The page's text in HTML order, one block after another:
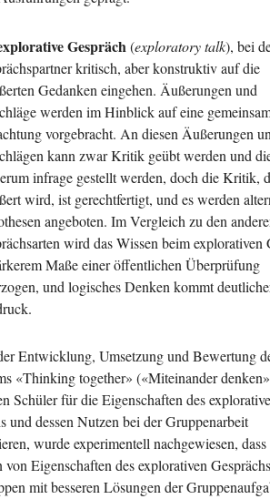
Gespräch (exploratory talk), bei
kritisch, aber konstruktiv auf die
Gedanken eingehen. Äußerungen und
werden im Hinblick auf eine
vorgebracht. An diesen Äußerungen
kann zwar Kritik geübt werden und
infrage gestellt werden, doch die Kritik,
wird, ist gerechtfertigt, und es werden
angeboten. Im Vergleich zu den
wird das Wissen beim explorativen
Maße einer öffentlichen Überprüfung
und logisches Denken kommt
Entwicklung, Umsetzung und Bewertung
«Thinking together» («Miteinander
Schüler für die Eigenschaften des
und dessen Nutzen bei der Gruppenarbeit
wurde experimentell nachgewiesen, dass
Eigenschaften des explorativen
mit besseren Lösungen der